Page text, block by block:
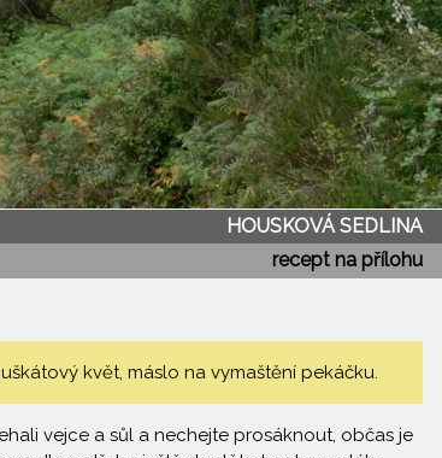
HOUSKOVÁ SEDLINA
recept na přílohu
květ, máslo na vymaštění pekáčku.
vejce a sůl a nechejte prosáknout, občas je